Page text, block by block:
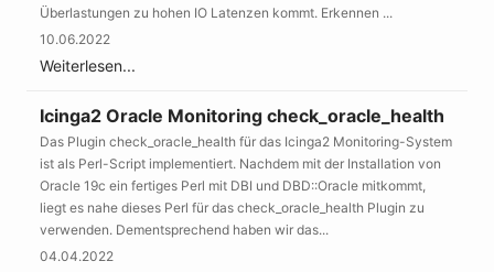
Überlastungen zu hohen IO Latenzen kommt. Erkennen ...
10.06.2022
Weiterlesen...
Icinga2 Oracle Monitoring check_oracle_health
Das Plugin check_oracle_health für das Icinga2 Monitoring-System
ist als Perl-Script implementiert. Nachdem mit der Installation von
Oracle 19c ein fertiges Perl mit DBI und DBD::Oracle mitkommt,
liegt es nahe dieses Perl für das check_oracle_health Plugin zu
verwenden. Dementsprechend haben wir das...
04.04.2022